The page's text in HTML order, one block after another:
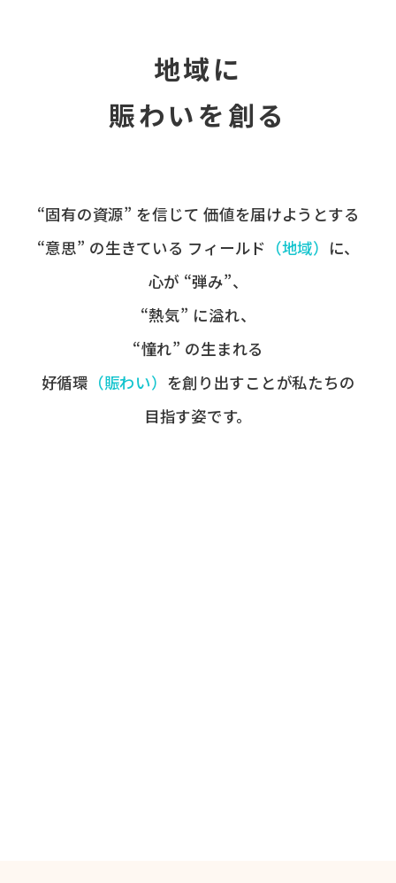
地域に
賑わいを創る
“固有の​資源” を​信じて 価値を​届けようとする​
“意思” の​生きている フィールド ​（地域） に、
心が​ “弾み”、
“熱気” に​溢れ、
“憧れ” の​生まれる
好循環 ​（賑わい） を​創り出すことが​私たちの​
目指す姿です。​